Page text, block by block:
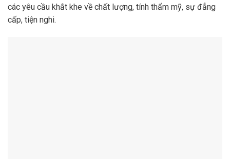
các yêu cầu khắt khe về chất lượng, tính thẩm mỹ, sự đẳng
cấp, tiện nghi.